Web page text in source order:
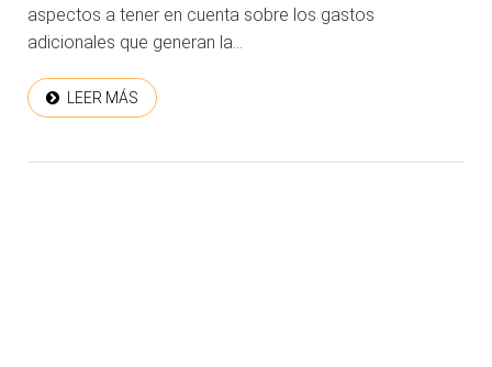
aspectos a tener en cuenta sobre los gastos
adicionales que generan la...
LEER MÁS